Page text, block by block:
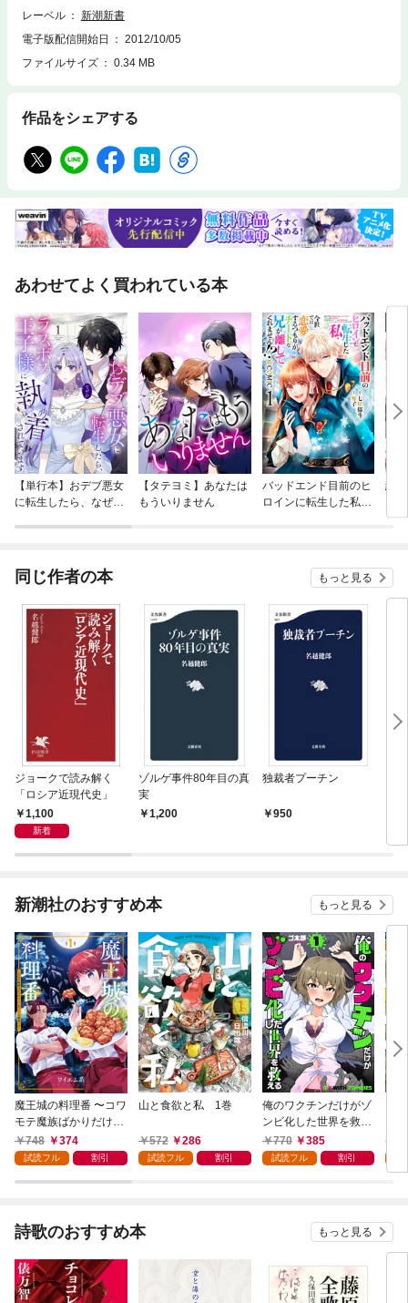
レーベル
新潮新書
電子版配信開始日
2012/10/05
ファイルサイズ
0.34 MB
作品をシェアする
あわせてよく買われている本
【単行本】おデブ悪女
に転生したら、なぜか
【タテヨミ】あなたは
もういりません
バッドエンド目前のヒ
ロインに転生した私、
結
同じ作者の本 もっと見る
ジョークで読み解く
「ロシア近現代史」
1,100
新着
ゾルゲ事件80年目の真
実
1,200
独裁者プーチン
950
新潮社のおすすめ本 もっと見る
魔王城の料理番 〜コワ
モテ魔族ばかりだけ
ど、ホワイトな職場で
す〜 1巻
748 374
試読フル 割引
山と食欲と私 1巻
572 286
試読フル 割引
俺のワクチンだけがゾ
ンビ化した世界を救え
る 1巻
770 385
試読フル 割引
詩歌のおすすめ本 もっと見る